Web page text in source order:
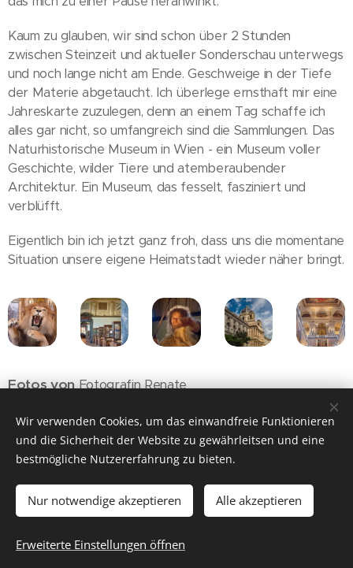
Kaum zu glauben, wir sind schon über 2 Stunden
zwischen Steinzeit und aktueller Sonderschau unterwegs
und noch lange nicht am Ende. Geschweige in der Tiefe
der Materie abgetaucht. Ich überlege ernsthaft mir eine
Jahreskarte zuzulegen, denn an einem Tag schaffe ich
alles gar nicht, so umfangreich sind die Sammlungen. Das
Naturhistorische Museum in Wien - ein Museum voller
Geschichte, wilder Tiere und atemberaubender
Architektur. Ein Museum, das fesselt, fasziniert und
verblüfft.
Eigentlich bin ich jetzt ganz froh, dass uns die momentane
Situation unsere eigene Heimatstadt wieder näher bringt.
Fotos vonFotografin Renate
Transparenz
© 2026 ich will wieder raus
Cookies
Wir verwenden Cookies, um das einwandfreie Funktionieren
und die Sicherheit der Website zu gewährleitsen und eine
bestmögliche Nutzererfahrung zu bieten.
Nur notwendige akzeptieren Alle akzeptieren
Erweiterte Einstellungen öffnen